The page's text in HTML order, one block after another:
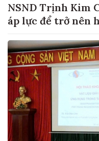
NSND Trịnh Kim
áp lực để trở nên